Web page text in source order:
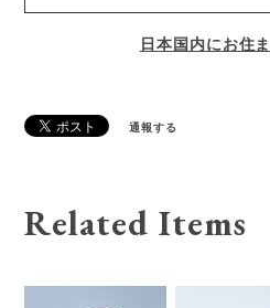
日本国内にお住
通報する
Related Items